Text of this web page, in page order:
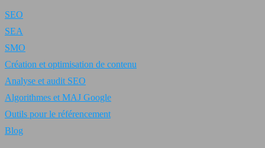
SEO
SEA
SMO
Création et optimisation de contenu
Analyse et audit SEO
Algorithmes et MAJ Google
Outils pour le référencement
Blog